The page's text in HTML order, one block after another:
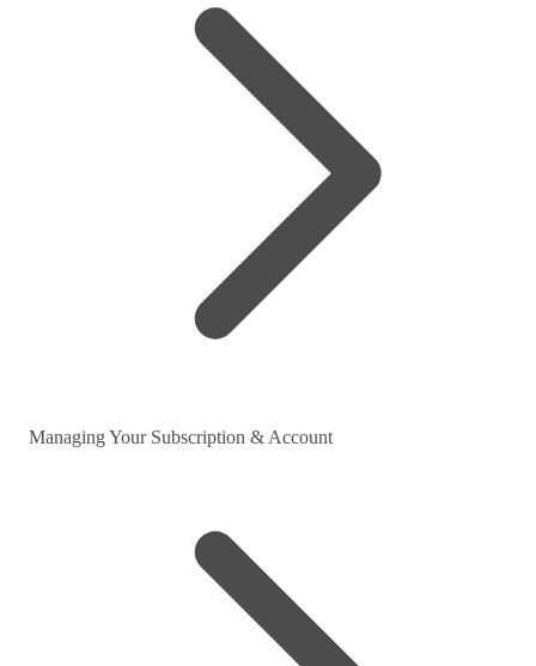
Managing Your Subscription & Account